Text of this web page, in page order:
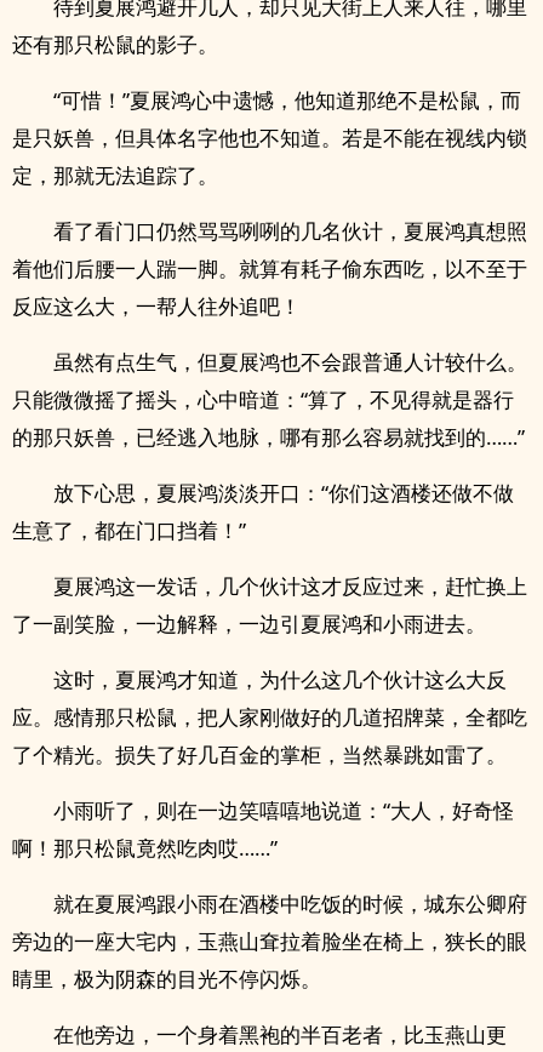
待到夏展鸿避开几人，却只见大街上人来人往，哪里
还有那只松鼠的影子。
“可惜！”夏展鸿心中遗憾，他知道那绝不是松鼠，而
是只妖兽，但具体名字他也不知道。若是不能在视线内锁
定，那就无法追踪了。
看了看门口仍然骂骂咧咧的几名伙计，夏展鸿真想照
着他们后腰一人踹一脚。就算有耗子偷东西吃，以不至于
反应这么大，一帮人往外追吧！
虽然有点生气，但夏展鸿也不会跟普通人计较什么。
只能微微摇了摇头，心中暗道：“算了，不见得就是器行
的那只妖兽，已经逃入地脉，哪有那么容易就找到的……”
放下心思，夏展鸿淡淡开口：“你们这酒楼还做不做
生意了，都在门口挡着！”
夏展鸿这一发话，几个伙计这才反应过来，赶忙换上
了一副笑脸，一边解释，一边引夏展鸿和小雨进去。
这时，夏展鸿才知道，为什么这几个伙计这么大反
应。感情那只松鼠，把人家刚做好的几道招牌菜，全都吃
了个精光。损失了好几百金的掌柜，当然暴跳如雷了。
小雨听了，则在一边笑嘻嘻地说道：“大人，好奇怪
啊！那只松鼠竟然吃肉哎……”
就在夏展鸿跟小雨在酒楼中吃饭的时候，城东公卿府
旁边的一座大宅内，玉燕山耷拉着脸坐在椅上，狭长的眼
睛里，极为阴森的目光不停闪烁。
在他旁边，一个身着黑袍的半百老者，比玉燕山更